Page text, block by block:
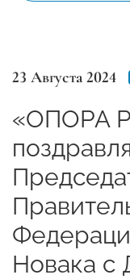
23 Августа 2024
«ОПОРА
Новака с